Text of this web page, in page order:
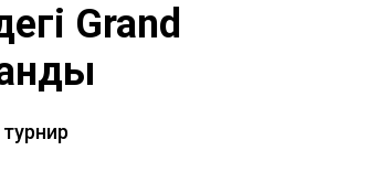
Grand